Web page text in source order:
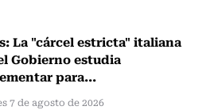
La "cárcel estricta" italiana
Gobierno estudia
para...
7 de agosto de 2026